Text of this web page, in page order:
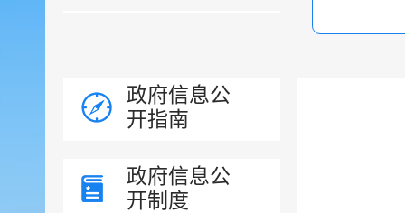
政府信息公
开指南
政府信息公
开制度